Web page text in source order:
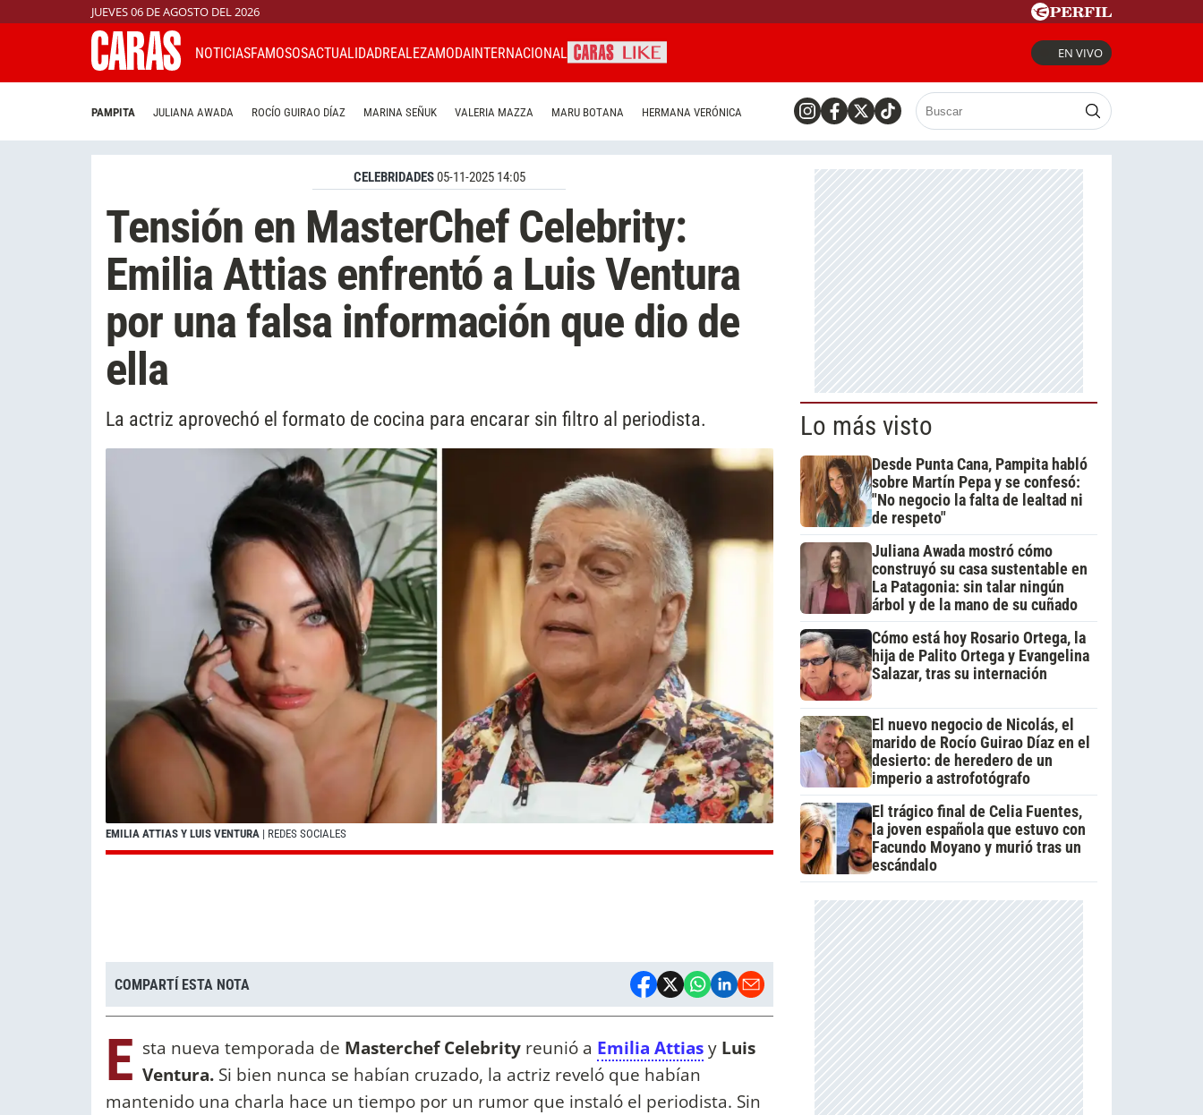
JUEVES 06 DE AGOSTO DEL 2026
NOTICIASFAMOSOSACTUALIDADREALEZAMODAINTERNACIONAL EN VIVO
PAMPITA JULIANA AWADA ROCÍO GUIRAO DÍAZ MARINA SEÑUK VALERIA MAZZA MARU BOTANA HERMANA VERÓNICA
CELEBRIDADES05-11-2025 14:05
Tensión en MasterChef Celebrity:
Emilia Attias enfrentó a Luis Ventura
por una falsa información que dio de
ella
La actriz aprovechó el formato de cocina para encarar sin filtro al periodista.
EMILIA ATTIAS Y LUIS VENTURA | REDES SOCIALES
COMPARTÍ ESTA NOTA
E sta nueva temporada de Masterchef Celebrity reunió a Emilia Attiasy Luis
Ventura. Si bien nunca se habían cruzado, la actriz reveló que habían
mantenido una charla hace un tiempo por un rumor que instaló el periodista. Sin
Lo más visto
Desde Punta Cana, Pampita habló
sobre Martín Pepa y se confesó:
"No negocio la falta de lealtad ni
de respeto"
Juliana Awada mostró cómo
construyó su casa sustentable en
La Patagonia: sin talar ningún
árbol y de la mano de su cuñado
Cómo está hoy Rosario Ortega, la
hija de Palito Ortega y Evangelina
Salazar, tras su internación
El nuevo negocio de Nicolás, el
marido de Rocío Guirao Díaz en el
desierto: de heredero de un
imperio a astrofotógrafo
El trágico final de Celia Fuentes,
la joven española que estuvo con
Facundo Moyano y murió tras un
escándalo